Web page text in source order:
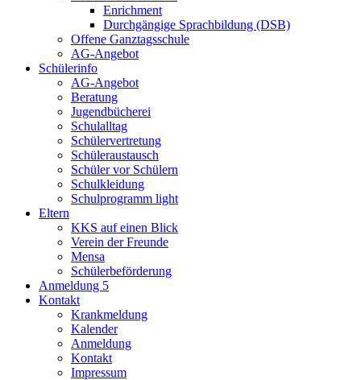
Enrichment
Durchgängige Sprachbildung (DSB)
Offene Ganztagsschule
AG-Angebot
Schülerinfo
AG-Angebot
Beratung
Jugendbücherei
Schulalltag
Schülervertretung
Schüleraustausch
Schüler vor Schülern
Schulkleidung
Schulprogramm light
Eltern
KKS auf einen Blick
Verein der Freunde
Mensa
Schülerbeförderung
Anmeldung 5
Kontakt
Krankmeldung
Kalender
Anmeldung
Kontakt
Impressum